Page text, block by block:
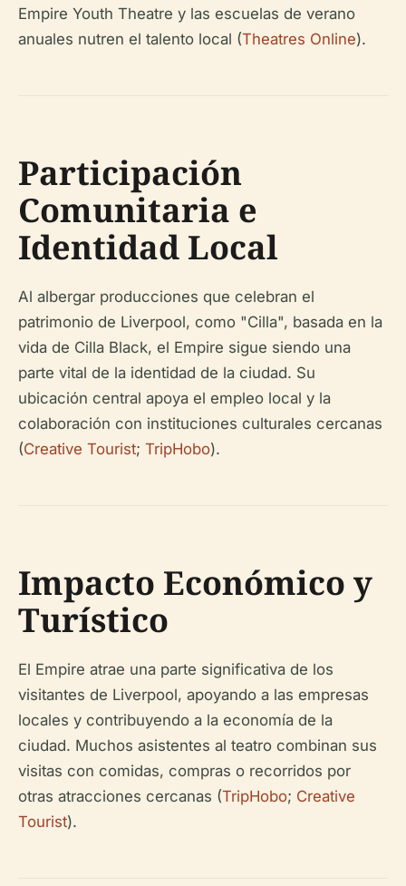
Empire Youth Theatre y las escuelas de verano
anuales nutren el talento local (Theatres Online).
Participación
Comunitaria e
Identidad Local
Al albergar producciones que celebran el
patrimonio de Liverpool, como "Cilla", basada en la
vida de Cilla Black, el Empire sigue siendo una
parte vital de la identidad de la ciudad. Su
ubicación central apoya el empleo local y la
colaboración con instituciones culturales cercanas
(Creative Tourist; TripHobo).
Impacto Económico y
Turístico
El Empire atrae una parte significativa de los
visitantes de Liverpool, apoyando a las empresas
locales y contribuyendo a la economía de la
ciudad. Muchos asistentes al teatro combinan sus
visitas con comidas, compras o recorridos por
otras atracciones cercanas (TripHobo; Creative
Tourist).